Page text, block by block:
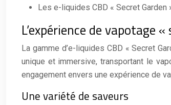
Les e-liquides CBD « Secret
L’expérience de vapotage
La gamme d’e-liquides CBD « Secret
unique et immersive, transportant le
engagement envers une expérience de
Une variété de saveurs